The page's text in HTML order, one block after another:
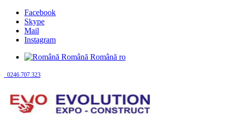
Facebook
Skype
Mail
Instagram
Română Română ro
0246.707.323